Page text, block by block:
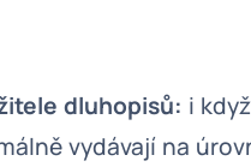
dluhopisů: i
vydávají na